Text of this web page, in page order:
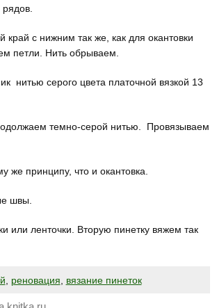
край с нижним так же, как для окантовки
петли. Нить обрываем.
нитью серого цвета платочной вязкой 13
темно-серой нитью. Провязываем
принципу, что и окантовка.
швы.
или ленточки. Вторую пинетку вяжем так
реновация вязание пинеток